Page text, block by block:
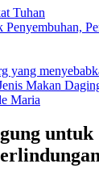
Tuhan
yang
Makan
Maria
untuk